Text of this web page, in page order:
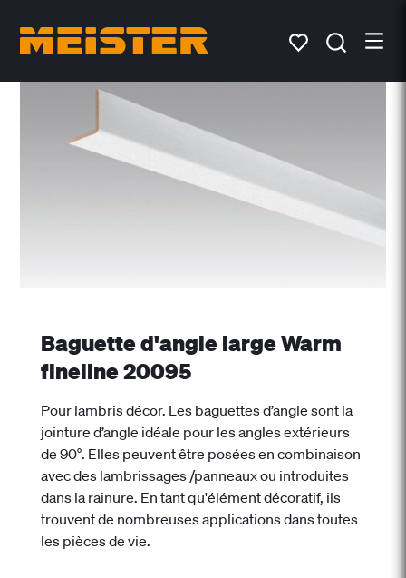
Baguette d'angle large Warm
fineline 20095
Pour lambris décor. Les baguettes d’angle sont la
jointure d’angle idéale pour les angles extérieurs
de 90°. Elles peuvent être posées en combinaison
avec des lambrissages /panneaux ou introduites
dans la rainure. En tant qu'élément décoratif, ils
trouvent de nombreuses applications dans toutes
les pièces de vie.